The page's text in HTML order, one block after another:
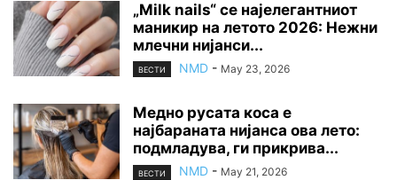
„Milk nails“ се најелегантниот
маникир на летото 2026: Нежни
млечни нијанси...
ВЕСТИ NMD - May 23, 2026
Медно русата коса е
најбараната нијанса ова лето:
подмладува, ги прикрива...
ВЕСТИ NMD - May 21, 2026